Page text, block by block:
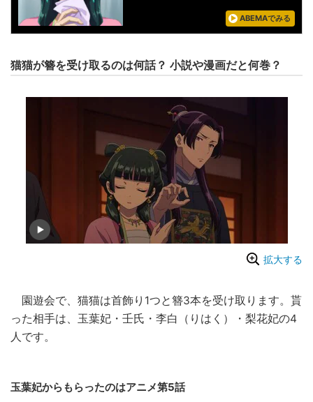
ABEMAでみる
猫猫が簪を受け取るのは何話？ 小説や漫画だと何巻？
拡大する
園遊会で、猫猫は首飾り1つと簪3本を受け取ります。貰
った相手は、玉葉妃・壬氏・李白（りはく）・梨花妃の4
人です。
玉葉妃からもらったのはアニメ第5話